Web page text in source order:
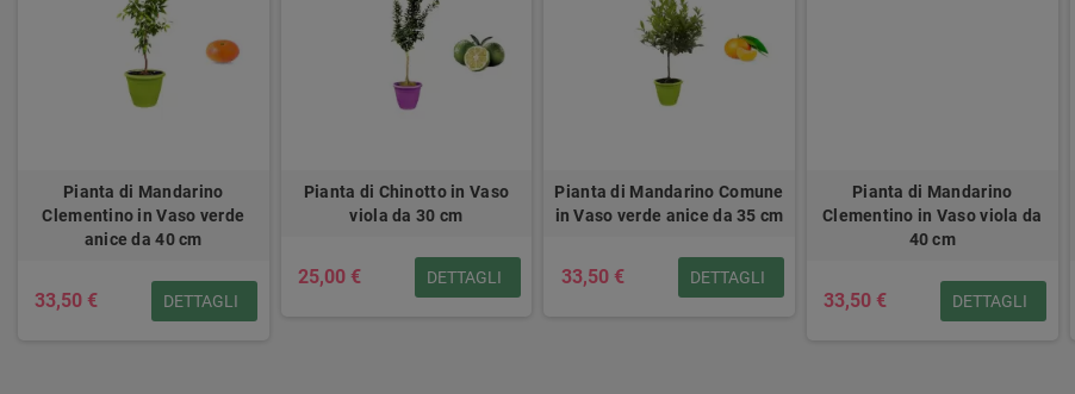
Pianta di Mandarino
Clementino in Vaso verde
anice da 40 cm
33,50 € DETTAGLI
Pianta di Chinotto in Vaso
viola da 30 cm
25,00 € DETTAGLI
Pianta di Mandarino Comune
in Vaso verde anice da 35 cm
33,50 € DETTAGLI
Pianta di Mandarino
Clementino in Vaso viola da
40 cm
33,50 € DETTAGLI